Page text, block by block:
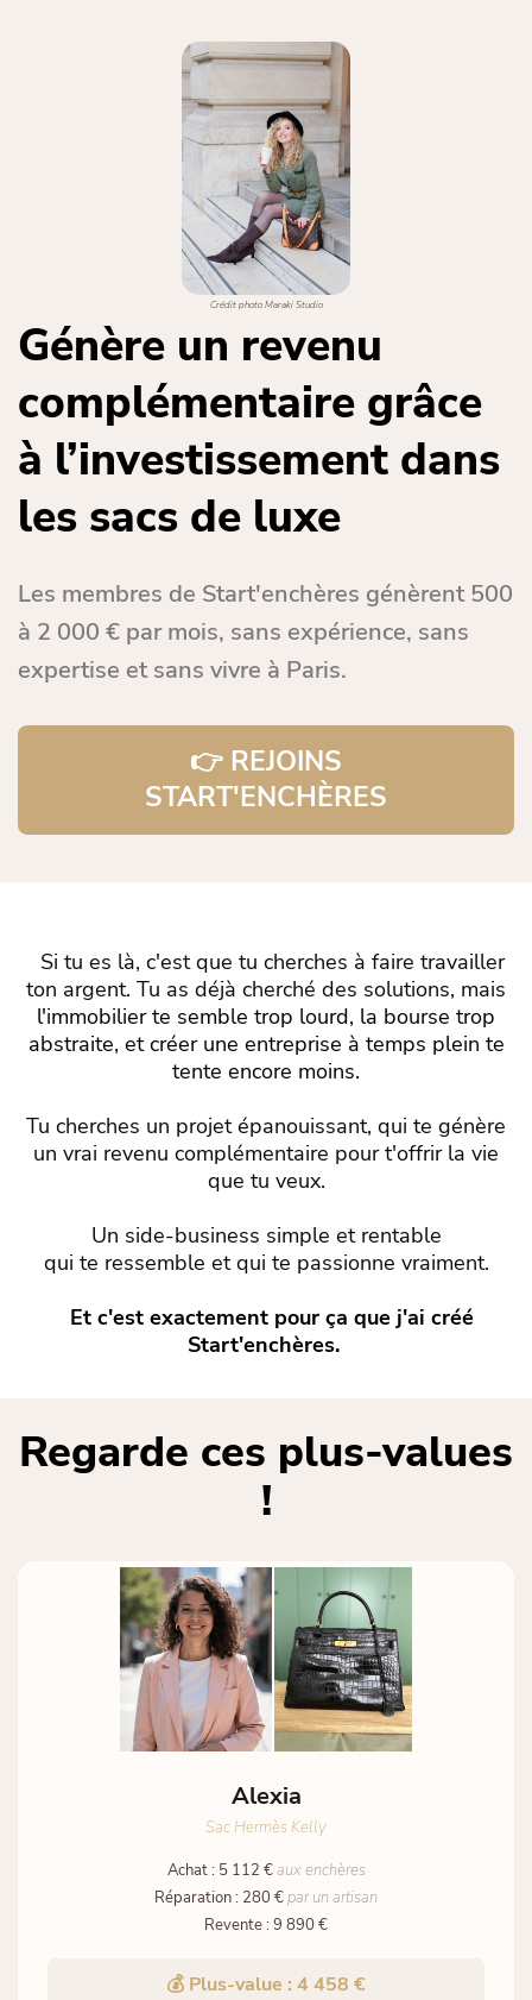
Crédit photo Maraki Studio
Génère un revenu
complémentaire grâce
à l’investissement dans
les sacs de luxe
Les membres de Start'enchères génèrent 500
à 2 000 € par mois, sans expérience, sans
expertise et sans vivre à Paris.
👉 REJOINS
START'ENCHÈRES
Si tu es là, c'est que tu cherches à faire travailler
ton argent. Tu as déjà cherché des solutions, mais
l'immobilier te semble trop lourd, la bourse trop
abstraite, et créer une entreprise à temps plein te
tente encore moins.
Tu cherches un projet épanouissant, qui te génère
un vrai revenu complémentaire pour t'offrir la vie
que tu veux.
Un side-business simple et rentable
qui te ressemble et qui te passionne vraiment.
Et c'est exactement pour ça que j'ai créé
Start'enchères.
Regarde ces plus-values
!
Alexia
Sac Hermès Kelly
Achat : 5 112 €aux enchères
Réparation : 280 €par un artisan
Revente : 9 890 €
💰 Plus-value : 4 458 €